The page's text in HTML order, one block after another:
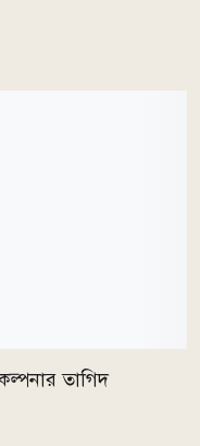
তাগিদ